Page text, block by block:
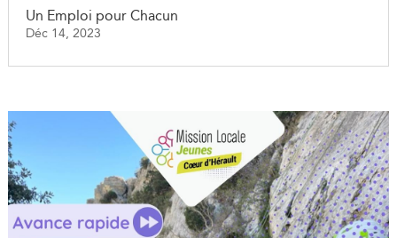
Un Emploi pour Chacun
Déc 14, 2023